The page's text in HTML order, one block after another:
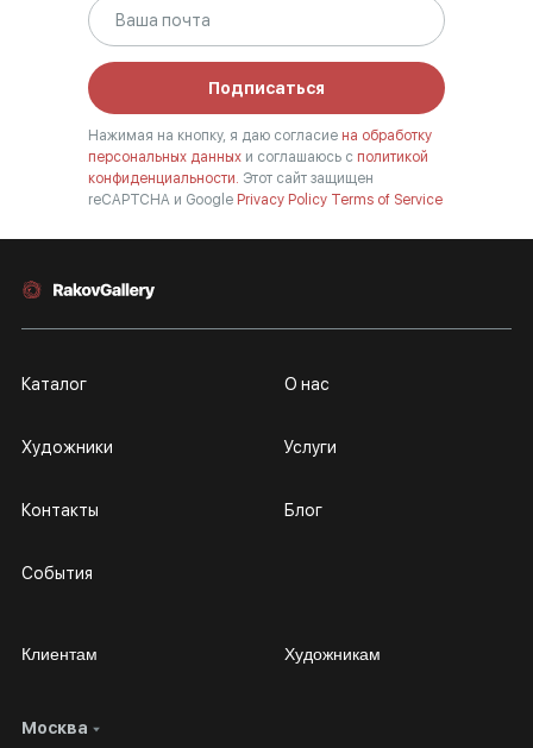
Подписаться
Нажимая на кнопку, я даю согласие на обработку
персональных данных и соглашаюсь с политикой
конфиденциальности. Этот сайт защищен
reCAPTCHA и Google Privacy Policy Terms of Service
Москва
Каталог
Художники
Контакты
События
О нас
Услуги
Блог
Клиентам
Личный кабинет
Художникам
Сотрудничество